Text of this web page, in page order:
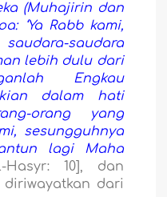
(Muhajirin dan
‘Ya Rabb kami,
saudara
lebih dulu dari
Engkau
dalam hati
orang yang
sesungguhnya
lagi Maha
10], dan
diriwayatkan dari